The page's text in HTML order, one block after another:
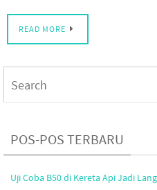
READ MORE
POS-POS TERBARU
Uji Coba B50 di Kereta Api Jadi